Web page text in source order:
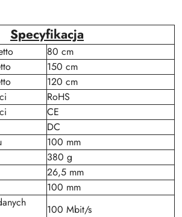
Specyfikacja
80 cm
150 cm
120 cm
RoHS
CE
DC
100 mm
380 g
26,5 mm
100 mm
100 Mbit/s